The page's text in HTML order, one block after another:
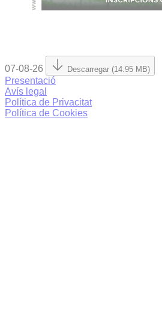
07-08-26 Descarregar (14.95 MB)
Presentació
Avís legal
Política de Privacitat
Política de Cookies